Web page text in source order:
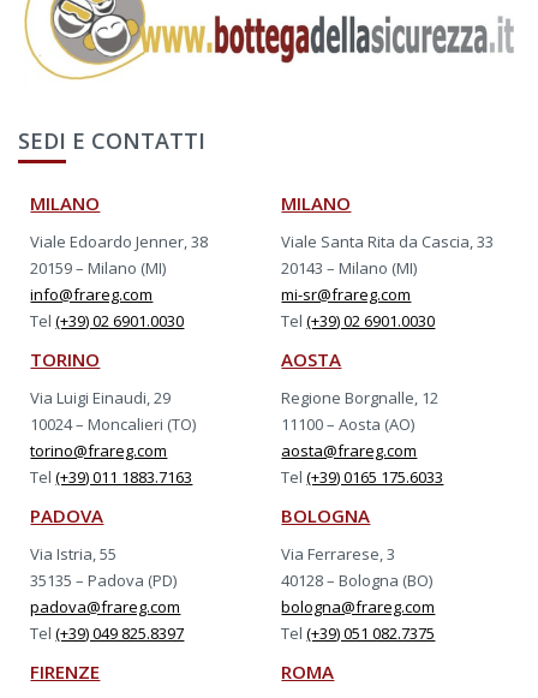
SEDI E CONTATTI
MILANO
Viale Edoardo Jenner, 38
20159 – Milano (MI)
info@frareg.com
Tel(+39) 02 6901.0030
MILANO
Viale Santa Rita da Cascia, 33
20143 – Milano (MI)
mi-sr@frareg.com
Tel(+39) 02 6901.0030
TORINO
Via Luigi Einaudi, 29
10024 – Moncalieri (TO)
torino@frareg.com
Tel(+39) 011 1883.7163
AOSTA
Regione Borgnalle, 12
11100 – Aosta (AO)
aosta@frareg.com
Tel(+39) 0165 175.6033
PADOVA
Via Istria, 55
35135 – Padova (PD)
padova@frareg.com
Tel(+39) 049 825.8397
BOLOGNA
Via Ferrarese, 3
40128 – Bologna (BO)
bologna@frareg.com
Tel(+39) 051 082.7375
FIRENZE ROMA